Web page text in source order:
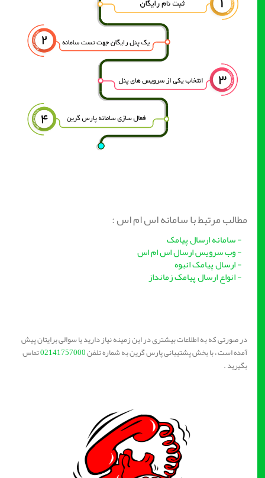
مطالب مرتبط با سامانه اس ام اس :
- سامانه ارسال پیامک
وب سرویس ارسال اس ام اس
- ارسال پیامک انبوه
- انواع ارسال پیامک زمانداز
در صورتی که به اطلاعات بیشتری در این زمینه نیاز دارید یا سوالی برایتان پیش
آمده است ، با بخش پشتیبانی پارس گرین به شماره تلفن02141757000تماس
بگیرید .